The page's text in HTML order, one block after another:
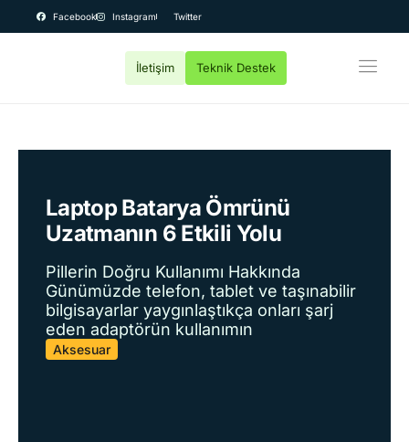
Facebook Instagram Twitter
OEM Bilgisayar
Fiyatlar
Destek
İletişim Teknik Destek
Laptop Batarya Ömrünü
Uzatmanın 6 Etkili Yolu
Pillerin Doğru Kullanımı Hakkında
Günümüzde telefon, tablet ve taşınabilir
bilgisayarlar yaygınlaştıkça onları şarj
eden adaptörün kullanımın
Aksesuar